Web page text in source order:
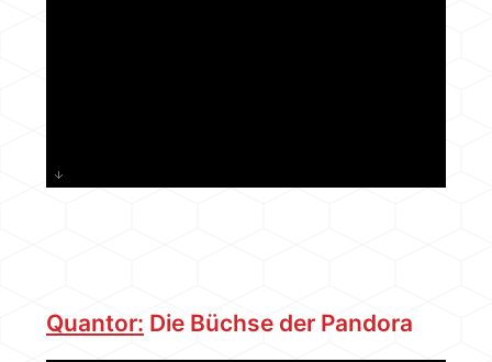
Quantor: Die Büchse der Pandora